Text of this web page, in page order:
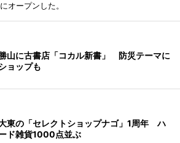
オープンした。
山に古書店「コカル新書」 防災テーマに
ョップも
東の「セレクトショップナゴ」1周年 ハ
ド雑貨1000点並ぶ